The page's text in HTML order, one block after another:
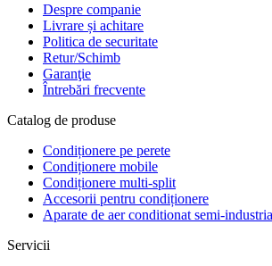
Despre companie
Livrare și achitare
Politica de securitate
Retur/Schimb
Garanţie
Întrebări frecvente
Catalog de produse
Condiționere pe perete
Condiționere mobile
Condiționere multi-split
Accesorii pentru condiționere
Aparate de aer conditionat semi-
Servicii